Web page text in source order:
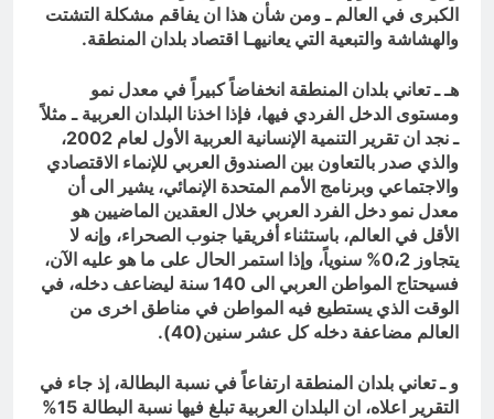
الكبرى في العالم ـ ومن شأن هذا ان يفاقم مشكلة التشتت
والهشاشة والتبعية التي يعانيهـا اقتصاد بلدان المنطقة.
هـ ـ تعاني بلدان المنطقة انخفاضاً كبيراً في معدل نمو
ومستوى الدخل الفردي فيها، فإذا اخذنا البلدان العربية ـ مثلاً
ـ نجد ان تقرير التنمية الإنسانية العربية الأول لعام 2002،
والذي صدر بالتعاون بين الصندوق العربي للإنماء الاقتصادي
والاجتماعي وبرنامج الأمم المتحدة الإنمائي، يشير الى أن
معدل نمو دخل الفرد العربي خلال العقدين الماضيين هو
الأقل في العالم، باستثناء أفريقيا جنوب الصحراء، وإنه لا
يتجاوز 0،2% سنوياً، وإذا استمر الحال على ما هو عليه الآن،
فسيحتاج المواطن العربي الى 140 سنة ليضاعف دخله، في
الوقت الذي يستطيع فيه المواطن في مناطق اخرى من
العالم مضاعفة دخله كل عشر سنين(40).
و ـ تعاني بلدان المنطقة ارتفاعاً في نسبة البطالة، إذ جاء في
التقرير اعلاه، ان البلدان العربية تبلغ فيها نسبة البطالة 15%